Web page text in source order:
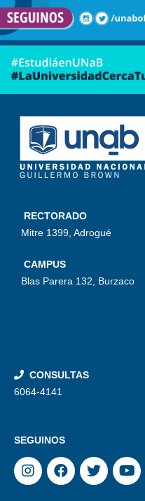
RECTORADO
Mitre 1399, Adrogué
CAMPUS
Blas Parera 132, Burzaco
CONSULTAS
6064-4141
SEGUINOS